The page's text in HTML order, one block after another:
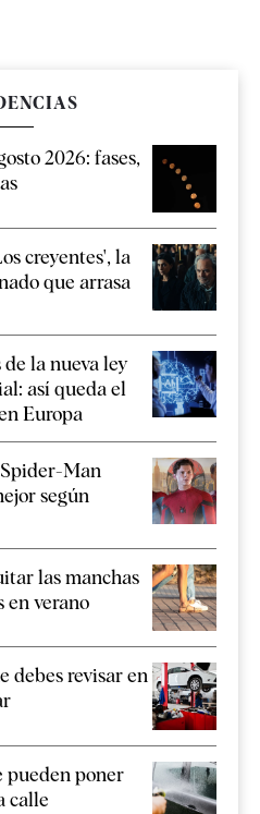
2026: fases,
creyentes', la
que arrasa
la nueva ley
así queda el
Europa
Man
según
las manchas
en verano
debes revisar en
pueden poner
calle